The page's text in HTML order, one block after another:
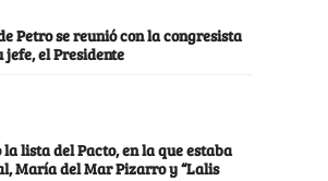
Petro se reunió con la congresista
el Presidente
lista del Pacto, en la que estaba
María del Mar Pizarro y “Lalis